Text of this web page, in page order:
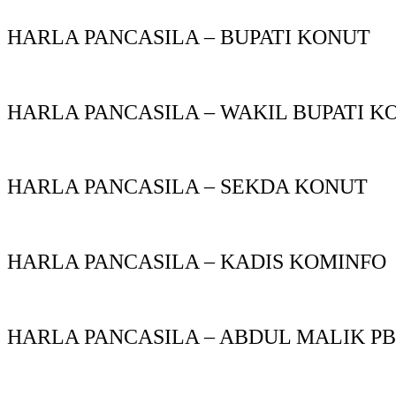
HARLA PANCASILA – BUPATI KONUT
HARLA PANCASILA – WAKIL BUPATI
HARLA PANCASILA – SEKDA KONUT
HARLA PANCASILA – KADIS KOMINFO
HARLA PANCASILA – ABDUL MALIK